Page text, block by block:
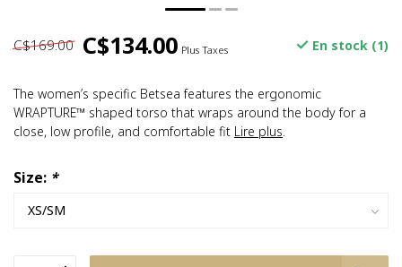
C$169.00 C$134.00 Plus Taxes En stock (1)
The women’s specific Betsea features the ergonomic
WRAPTURE™ shaped torso that wraps around the body for a
close, low profile, and comfortable fit Lire plus.
Size: *